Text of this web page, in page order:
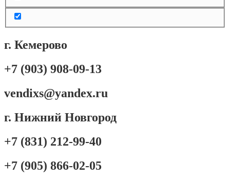
г. Кемерово
+7 (903) 908-09-13
vendixs@yandex.ru
г. Нижний Новгород
+7 (831) 212-99-40
+7 (905) 866-02-05